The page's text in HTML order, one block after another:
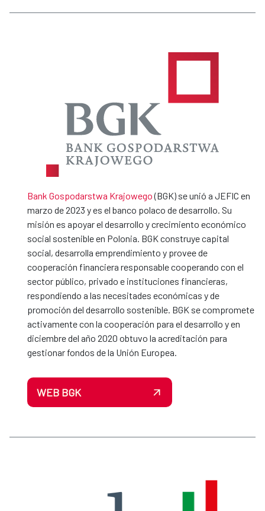
Bank Gospodarstwa Krajowego(BGK) se unió a JEFIC en
marzo de 2023 y es el banco polaco de desarrollo. Su
misión es apoyar el desarrollo y crecimiento económico
social sostenible en Polonia. BGK construye capital
social, desarrolla emprendimiento y provee de
cooperación financiera responsable cooperando con el
sector público, privado e instituciones financieras,
respondiendo a las necesitades económicas y de
promoción del desarrollo sostenible. BGK se compromete
activamente con la cooperación para el desarrollo y en
diciembre del año 2020 obtuvo la acreditación para
gestionar fondos de la Unión Europea.
WEB BGK